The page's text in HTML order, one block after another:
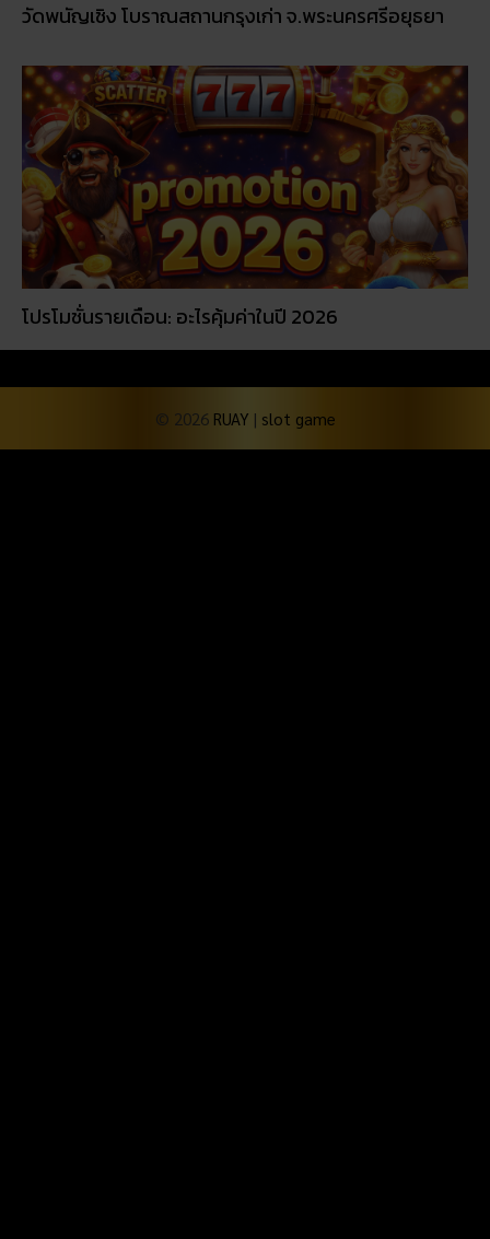
วัดพนัญเชิง โบราณสถานกรุงเก่า จ.พระนครศรีอยุธยา
โปรโมชั่นรายเดือน: อะไรคุ้มค่าในปี 2026
© 2026 RUAY | slot game